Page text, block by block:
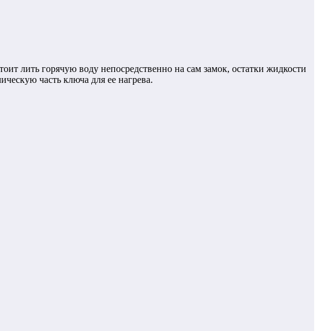
лить горячую воду непосредственно на сам замок, остатки жидкости
часть ключа для ее нагрева.